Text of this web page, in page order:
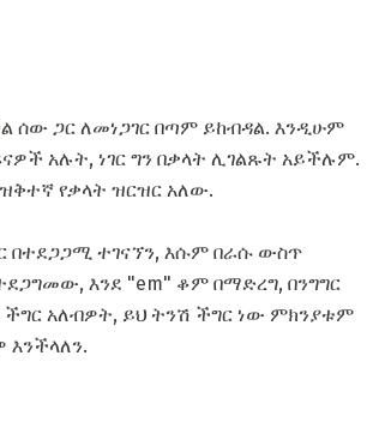
ሰው ጋር ለመነጋገር በጣም ይከብዳል. እንዲሁም
አሉት, ነገር ግን በቃላት ሊገልጹት አይችሉም.
ዝቅተኛ የቃላት ዝርዝር አለው.
በተደጋጋሚ ተገናኘን, እሱም በራሱ ውስጥ
እንደ "em" ቆም በማድረግ, በንግግር
ችግር አለብዎት, ይህ ትንሽ ችግር ነው ምክንያቱም
እንችላለን.